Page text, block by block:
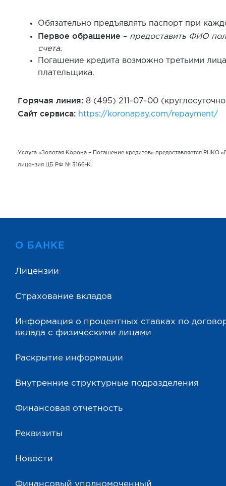
Обязательно предъявлять паспорт при
Первое обращение – предоставить ФИО
счета.
Погашение кредита возможно третьими
плательщика.
Горячая линия: 8 (495) 211-07-00
Сайт сервиса: https://koronapay.com/repayment/
Услуга «Золотая Корона – Погашение кредитов» предоставляется
лицензия ЦБ РФ № 3166-К.
О БАНКЕ
Лицензии
Страхование вкладов
Информация о процентных ставках по
вклада с физическими лицами
Раскрытие информации
Внутренние структурные подразделения
Финансовая отчетность
Реквизиты
Новости
Финансовый уполномоченный